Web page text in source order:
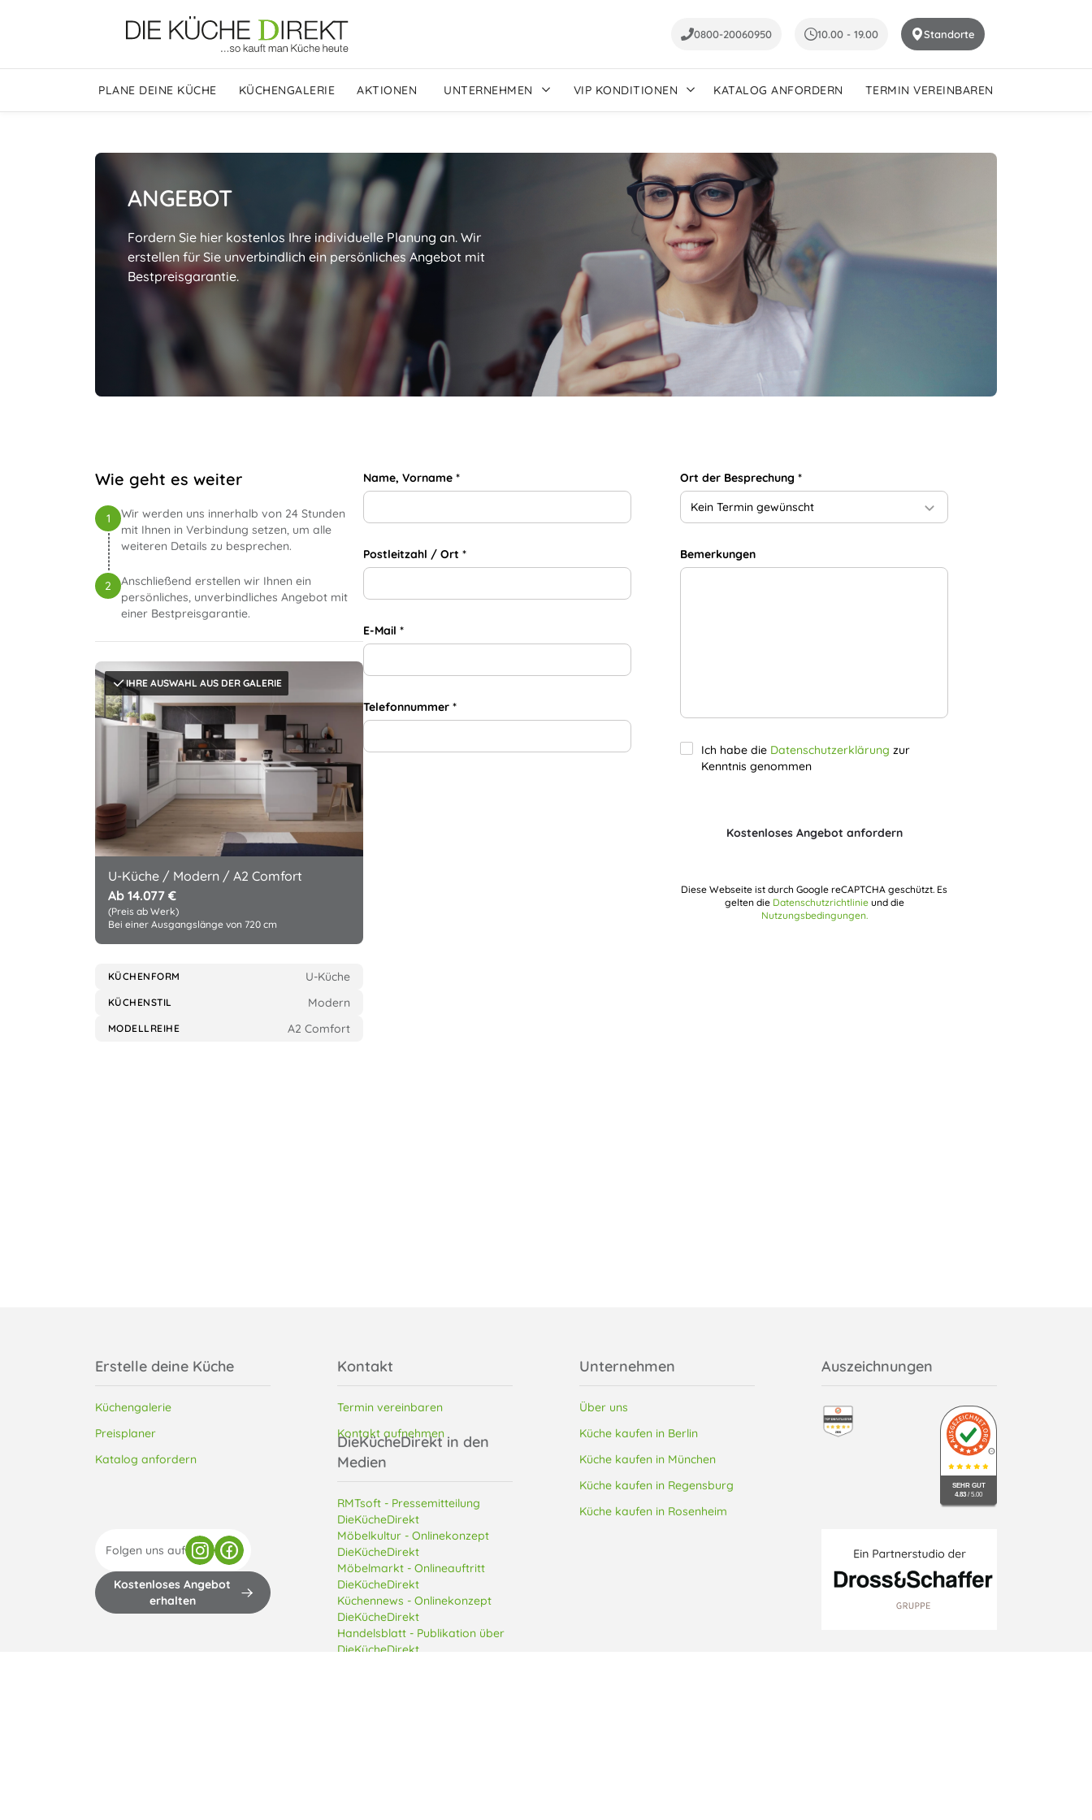
0800-20060950 10.00 - 19.00 Standorte
PLANE DEINE KÜCHE KÜCHENGALERIE AKTIONEN UNTERNEHMEN VIP KONDITIONEN KATALOG ANFORDERN TERMIN VEREINBAREN
ANGEBOT
Fordern Sie hier kostenlos Ihre individuelle Planung an. Wir
erstellen für Sie unverbindlich ein persönliches Angebot mit
Bestpreisgarantie.
IHRE AUSWAHL AUS DER GALERIE
U-Küche / Modern / A2 Comfort
Ab 14.077 €
(Preis ab Werk)
Bei einer Ausgangslänge von 720 cm
KÜCHENFORM U-Küche
KÜCHENSTIL Modern
MODELLREIHE A2 Comfort
Wie geht es weiter
1
Wir werden uns innerhalb von 24 Stunden
mit Ihnen in Verbindung setzen, um alle
weiteren Details zu besprechen.
2
Anschließend erstellen wir Ihnen ein
persönliches, unverbindliches Angebot mit
einer Bestpreisgarantie.
Name, Vorname *
Postleitzahl / Ort *
E-Mail *
Telefonnummer *
Ort der Besprechung *
Kein Termin gewünscht
Bemerkungen
Ich habe die Datenschutzerklärung zur
Kenntnis genommen
Kostenloses Angebot anfordern
Diese Webseite ist durch Google reCAPTCHA geschützt. Es
gelten die Datenschutzrichtlinieund die
Nutzungsbedingungen.
Erstelle deine Küche
Küchengalerie
Preisplaner
Katalog anfordern
Kontakt
Termin vereinbaren
Kontakt aufnehmen
Unternehmen
Über uns
Küche kaufen in Berlin
Küche kaufen in München
Küche kaufen in Regensburg
Küche kaufen in Rosenheim
Auszeichnungen
SEHR GUT
4.83 / 5.00
Folgen uns auf
Kostenloses Angebot
erhalten
DieKücheDirekt in den
Medien
RMTsoft - Pressemitteilung
DieKücheDirekt
Möbelkultur - Onlinekonzept
DieKücheDirekt
Möbelmarkt - Onlineauftritt
DieKücheDirekt
Küchennews - Onlinekonzept
DieKücheDirekt
Handelsblatt - Publikation über
DieKücheDirekt